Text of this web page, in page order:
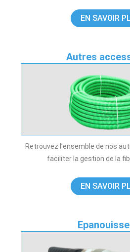
EN SAVOIR
Autres
Retrouvez l’ensemble de nos
faciliter la gestion de la
EN SAVOIR